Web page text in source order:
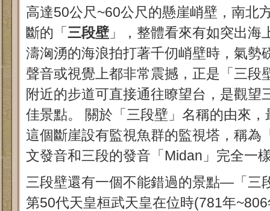
高達50公尺~60公尺的懸崖峭壁，南北
斷的「三段壁 」，整體看來有如突出
濤洶湧的海浪拍打著千仞峭壁時，氣勢
聲音或視覺上都非常震撼，正是「三段
附近的步道可直接通往瞭望台，是觀望
佳景點。 關於「三段壁」名稱的由來
這個斷崖設有監視魚群的監視塔，稱為
文發音和三段的發音「Midan」完全一
三段壁還有一個不能錯過的景點—「三
第50代天皇桓武天皇在位時(781年